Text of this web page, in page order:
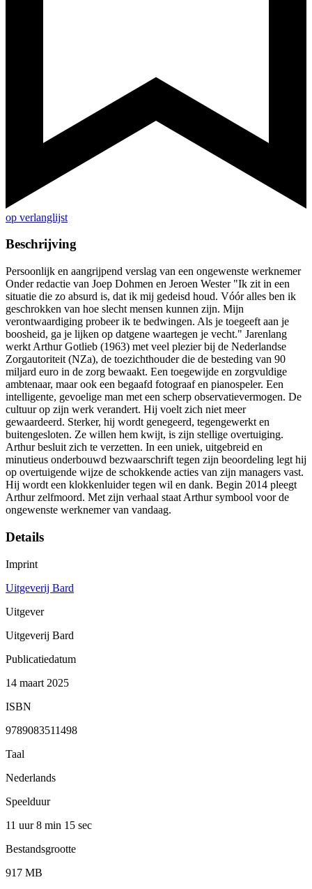
op verlanglijst
Beschrijving
Persoonlijk en aangrijpend verslag van een ongewenste werknemer
Onder redactie van Joep Dohmen en Jeroen Wester "Ik zit in een
situatie die zo absurd is, dat ik mij gedeisd houd. Vóór alles ben ik
geschrokken van hoe slecht mensen kunnen zijn. Mijn
verontwaardiging probeer ik te bedwingen. Als je toegeeft aan je
boosheid, ga je lijken op datgene waartegen je vecht." Jarenlang
werkt Arthur Gotlieb (1963) met veel plezier bij de Nederlandse
Zorgautoriteit (NZa), de toezichthouder die de besteding van 90
miljard euro in de zorg bewaakt. Een toegewijde en zorgvuldige
ambtenaar, maar ook een begaafd fotograaf en pianospeler. Een
intelligente, gevoelige man met een scherp observatievermogen. De
cultuur op zijn werk verandert. Hij voelt zich niet meer
gewaardeerd. Sterker, hij wordt genegeerd, tegengewerkt en
buitengesloten. Ze willen hem kwijt, is zijn stellige overtuiging.
Arthur besluit zich te verzetten. In een uniek, uitgebreid en
minutieus onderbouwd bezwaarschrift tegen zijn beoordeling legt hij
op overtuigende wijze de schokkende acties van zijn managers vast.
Hij wordt een klokkenluider tegen wil en dank. Begin 2014 pleegt
Arthur zelfmoord. Met zijn verhaal staat Arthur symbool voor de
ongewenste werknemer van vandaag.
Details
Imprint
Uitgeverij Bard
Uitgever
Uitgeverij Bard
Publicatiedatum
14 maart 2025
ISBN
9789083511498
Taal
Nederlands
Speelduur
11 uur 8 min 15 sec
Bestandsgrootte
917 MB